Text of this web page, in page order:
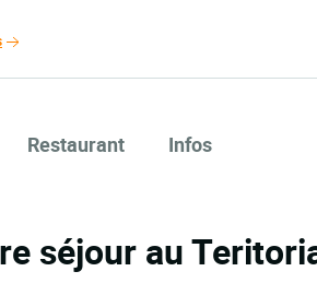
Restaurant Infos
séjour au